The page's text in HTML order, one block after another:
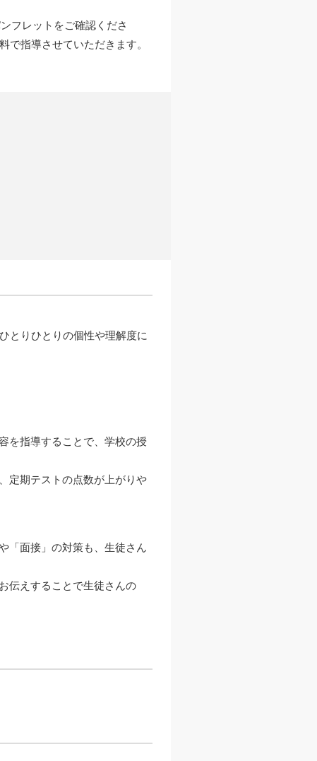
フレットをご確認くださ
で指導させていただきます。
とりひとりの個性や理解度に
を指導することで、学校の授
定期テストの点数が上がりや
「面接」の対策も、生徒さん
伝えすることで生徒さんの